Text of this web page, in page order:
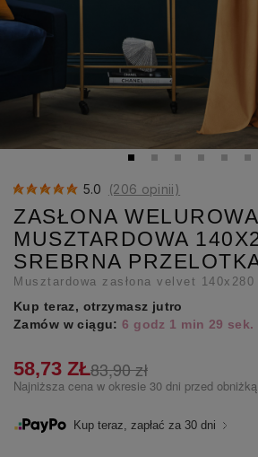
5.0 (206 opinii)
ZASŁONA
MUSZTARDOWA
SREBRNA
Musztardowa zasłona velvet
Kup teraz, otrzymasz jutro
Zamów w ciągu: 6 godz 1 min 28 sek.
58,73 ZŁ83,90 zł
Najniższa cena w okresie 30 dni przed
Kup teraz, zapłać za 30 dni